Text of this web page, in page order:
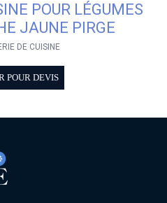
POUR LÉGUMES
JAUNE PIRGE
DE CUISINE
POUR DEVIS